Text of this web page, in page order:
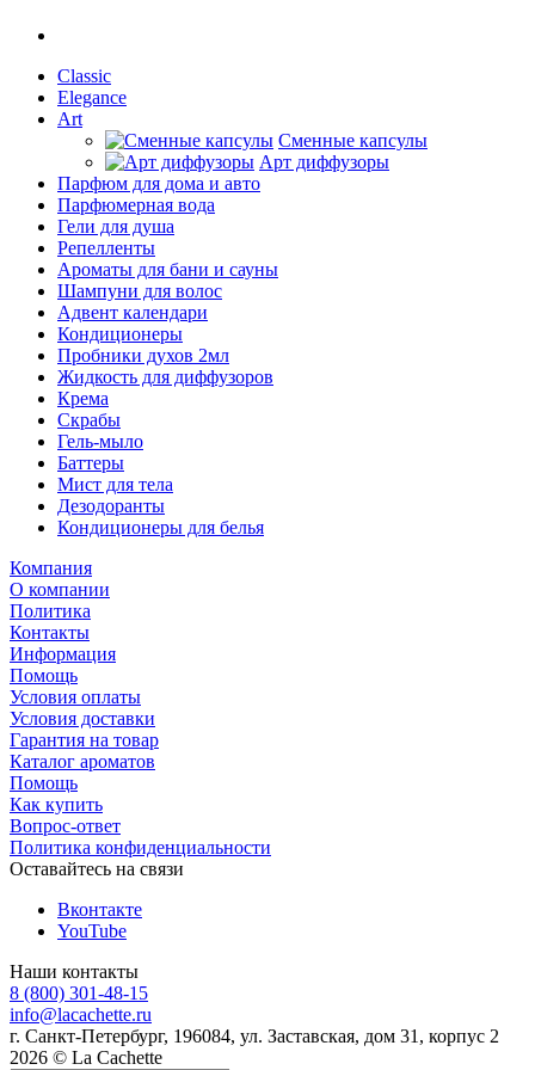
Classic
Elegance
Art
Сменные капсулы
Арт диффузоры
Парфюм для дома и авто
Парфюмерная вода
Гели для душа
Репелленты
Ароматы для бани и сауны
Шампуни для волос
Адвент календари
Кондиционеры
Пробники духов 2мл
Жидкость для диффузоров
Крема
Скрабы
Гель-мыло
Баттеры
Мист для тела
Дезодоранты
Кондиционеры для белья
Компания
О компании
Политика
Контакты
Информация
Помощь
Условия оплаты
Условия доставки
Гарантия на товар
Каталог ароматов
Помощь
Как купить
Вопрос-ответ
Политика конфиденциальности
Оставайтесь на связи
Вконтакте
YouTube
Наши контакты
8 (800) 301-48-15
info@lacachette.ru
г. Санкт-Петербург, 196084, ул. Заставская, дом 31, корпус 2
2026 © La Cachette